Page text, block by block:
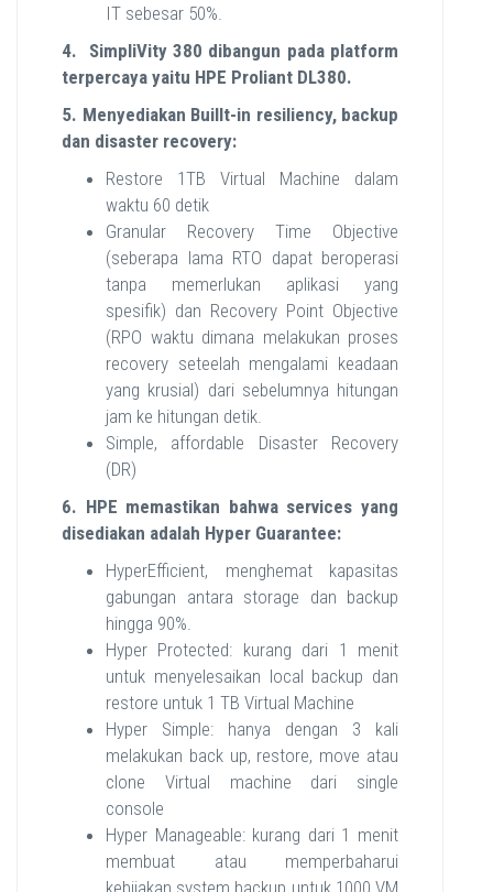
IT sebesar 50%.
4. SimpliVity 380 dibangun pada platform
terpercaya yaitu HPE Proliant DL380.
5. Menyediakan Buillt-in resiliency, backup
dan disaster recovery:
Restore 1TB Virtual Machine dalam
waktu 60 detik
Granular Recovery Time Objective
(seberapa lama RTO dapat beroperasi
tanpa memerlukan aplikasi yang
spesifik) dan Recovery Point Objective
(RPO waktu dimana melakukan proses
recovery seteelah mengalami keadaan
yang krusial) dari sebelumnya hitungan
jam ke hitungan detik.
Simple, affordable Disaster Recovery
(DR)
6. HPE memastikan bahwa services yang
disediakan adalah Hyper Guarantee:
HyperEfficient, menghemat kapasitas
gabungan antara storage dan backup
hingga 90%.
Hyper Protected: kurang dari 1 menit
untuk menyelesaikan local backup dan
restore untuk 1 TB Virtual Machine
Hyper Simple: hanya dengan 3 kali
melakukan back up, restore, move atau
clone Virtual machine dari single
console
Hyper Manageable: kurang dari 1 menit
membuat atau memperbaharui
kebijakan system backup untuk 1000 VM